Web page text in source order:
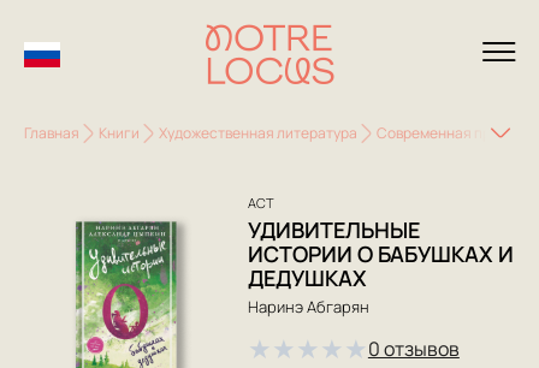
Главная Книги Художественная литература Современная проза
АСТ
УДИВИТЕЛЬНЫЕ
ИСТОРИИ О БАБУШКАХ И
ДЕДУШКАХ
Наринэ Абгарян
★★★★★0 отзывов